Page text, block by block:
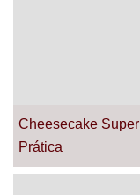
Cheesecake Super
Prática